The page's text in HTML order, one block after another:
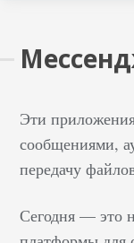
Эти
сообщениями,
передачу
Сегодня — это